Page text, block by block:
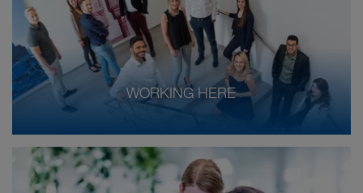
WORKING HERE